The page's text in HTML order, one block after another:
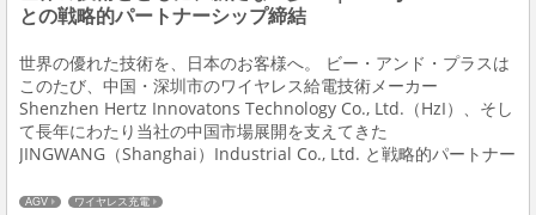
との戦略的パートナーシップ締結
世界の優れた技術を、日本のお客様へ。 ビー・アンド・プラスは
このたび、中国・深圳市のワイヤレス給電技術メーカー
Shenzhen Hertz Innovatons Technology Co., Ltd.（HzI）、そし
て長年にわたり当社の中国市場展開を支えてきた
JINGWANG（Shanghai）Industrial Co., Ltd. と戦略的パートナー
AGV ワイヤレス充電